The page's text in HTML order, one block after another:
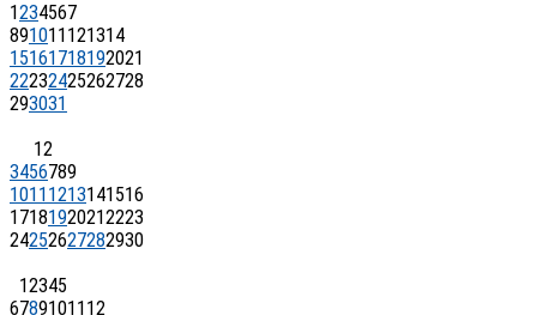
1234567
891011 121314
15161718192021
22232425262728
293031
12
3456789
1011 1213141516
17181920212223
24252627282930
12345
67891011 12